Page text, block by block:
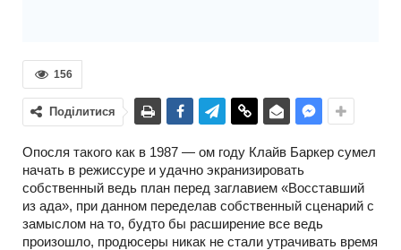
156
Поділитися
Опосля такого как в 1987 — ом году Клайв Баркер сумел
начать в режиссуре и удачно экранизировать
собственный ведь план перед заглавием «Восставший
из ада», при данном переделав собственный сценарий с
замыслом на то, будто бы расширение все ведь
произошло, продюсеры никак не стали утрачивать время